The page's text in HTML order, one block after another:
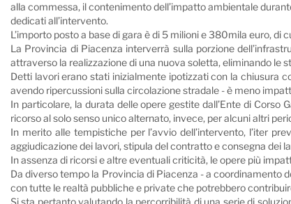
alla commessa, il contenimento dell’impatto ambientale
dedicati all’intervento.
L’importo posto a base di gara è di 5 milioni e 380mila euro, di
La Provincia di Piacenza interverrà sulla porzione
attraverso la realizzazione di una nuova soletta, eliminando le
Detti lavori erano stati inizialmente ipotizzati con la chiusura
avendo ripercussioni sulla circolazione stradale - è meno
In particolare, la durata delle opere gestite dall’Ente di
ricorso al solo senso unico alternato, invece, per alcuni altri
In merito alle tempistiche per l’avvio dell’intervento, l’iter
aggiudicazione dei lavori, stipula del contratto e consegna dei
In assenza di ricorsi e altre eventuali criticità, le opere più
Da diverso tempo la Provincia di Piacenza - a coordinamento
con tutte le realtà pubbliche e private che potrebbero
Si sta pertanto valutando la percorribilità di una serie di